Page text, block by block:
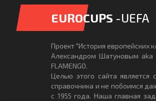
EUROCUPS -UEFA
Проект "История европейских
Александром Шатуновым aka
FLAMENGO.
Целью этого сайта является
справочника и не побоимся
с 1955 года. Наша главная